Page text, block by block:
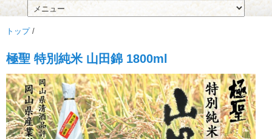
トップ/
極聖 特別純米 山田錦 1800ml